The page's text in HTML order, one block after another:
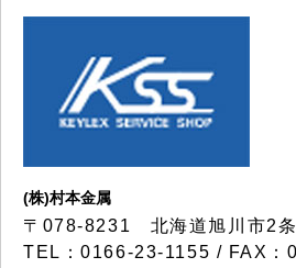
(株)村本金属
〒078-8231 北海道旭川市2
TEL：0166-23-1155 / FAX：